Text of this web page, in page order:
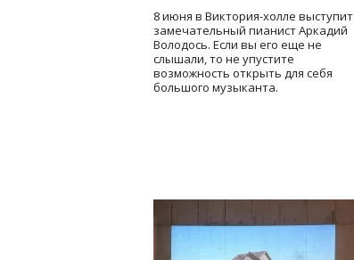
8 июня в Виктория-холле выступит
замечательный пианист Аркадий
Володось. Если вы его еще не
слышали, то не упустите
возможность открыть для себя
большого музыканта.